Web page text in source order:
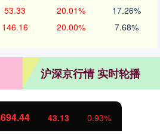
53.33 20.01% 17.26%
146.16 20.00% 7.68%
沪深京行情 实时轮播
北证50 1134.24